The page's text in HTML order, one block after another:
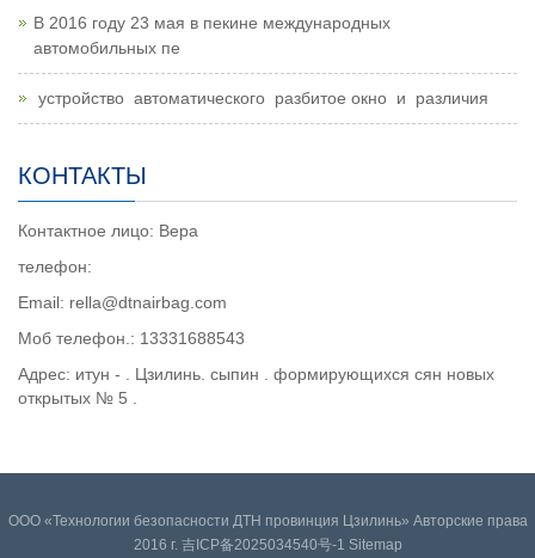
В 2016 году 23 мая в пекине международных
автомобильных пе
устройство автоматического разбитое окно и различия
КОНТАКТЫ
Контактное лицо: Вера
телефон:
Email: rella@dtnairbag.com
Моб телефон.: 13331688543
Адрес: итун - . Цзилинь. сыпин . формирующихся сян новых
открытых № 5 .
ООО «Технологии безопасности ДТН провинция Цзилинь» Авторские права
2016 г. 吉ICP备2025034540号-1 Sitemap